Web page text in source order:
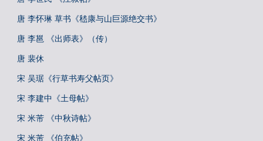
唐 李怀琳 草书《嵇康与山巨源绝交书》
唐 李邕 《出师表》（传）
唐 裴休
宋 吴琚《行草书寿父帖页》
宋 李建中《土母帖》
宋 米芾 《中秋诗帖》
宋 米芾 《伯充帖》